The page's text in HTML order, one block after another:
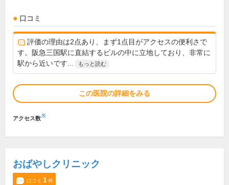
口コミ
評価の理由は2点あり、まず1点目がアクセスの便利さで
す。阪急三国駅に直結するビルの中に立地しており、非常に
駅から近いです...
もっと読む
この医院の詳細をみる
アクセス数※
おばやしクリニック
口コミ 1件